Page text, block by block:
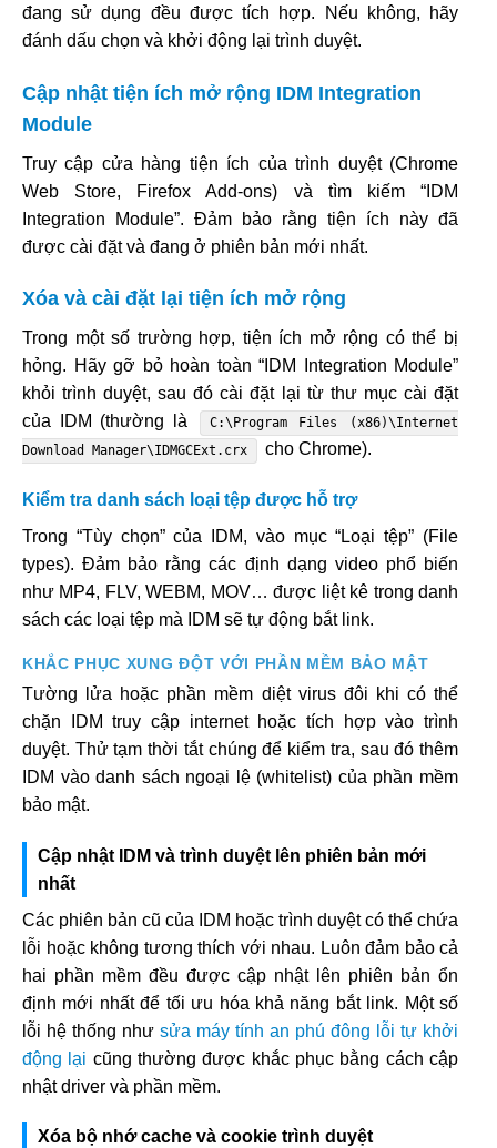
đang sử dụng đều được tích hợp. Nếu không, hãy
đánh dấu chọn và khởi động lại trình duyệt.
Cập nhật tiện ích mở rộng IDM Integration
Module
Truy cập cửa hàng tiện ích của trình duyệt (Chrome
Web Store, Firefox Add-ons) và tìm kiếm “IDM
Integration Module”. Đảm bảo rằng tiện ích này đã
được cài đặt và đang ở phiên bản mới nhất.
Xóa và cài đặt lại tiện ích mở rộng
Trong một số trường hợp, tiện ích mở rộng có thể bị
hỏng. Hãy gỡ bỏ hoàn toàn “IDM Integration Module”
khỏi trình duyệt, sau đó cài đặt lại từ thư mục cài đặt
của IDM (thường là
C:\Program Files (x86)\Internet
Download Manager\IDMGCExt.crx
cho Chrome).
Kiểm tra danh sách loại tệp được hỗ trợ
Trong “Tùy chọn” của IDM, vào mục “Loại tệp” (File
types). Đảm bảo rằng các định dạng video phổ biến
như MP4, FLV, WEBM, MOV… được liệt kê trong danh
sách các loại tệp mà IDM sẽ tự động bắt link.
KHẮC PHỤC XUNG ĐỘT VỚI PHẦN MỀM BẢO MẬT
Tường lửa hoặc phần mềm diệt virus đôi khi có thể
chặn IDM truy cập internet hoặc tích hợp vào trình
duyệt. Thử tạm thời tắt chúng để kiểm tra, sau đó thêm
IDM vào danh sách ngoại lệ (whitelist) của phần mềm
bảo mật.
Cập nhật IDM và trình duyệt lên phiên bản mới
nhất
Các phiên bản cũ của IDM hoặc trình duyệt có thể chứa
lỗi hoặc không tương thích với nhau. Luôn đảm bảo cả
hai phần mềm đều được cập nhật lên phiên bản ổn
định mới nhất để tối ưu hóa khả năng bắt link. Một số
lỗi hệ thống như sửa máy tính an phú đông lỗi tự khởi
động lại cũng thường được khắc phục bằng cách cập
nhật driver và phần mềm.
Xóa bộ nhớ cache và cookie trình duyệt